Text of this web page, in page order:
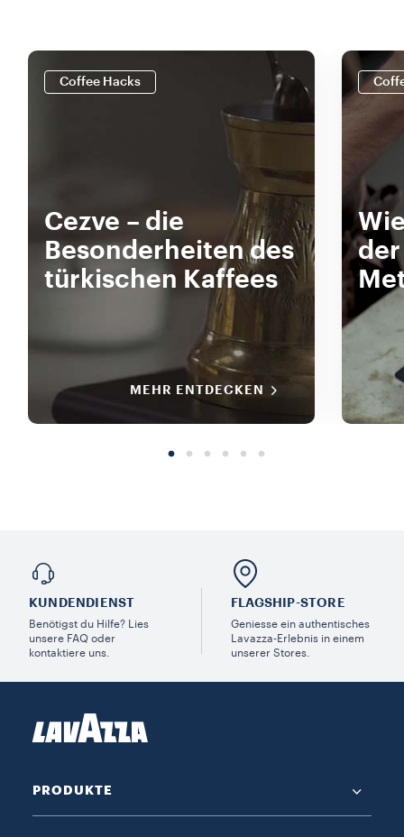
Coffee Hacks
Cezve – die
Besonderheiten des
türkischen Kaffees
MEHR ENTDECKEN
der
KUNDENDIENST
Benötigst du Hilfe? Lies
unsere FAQ oder
kontaktiere uns.
FLAGSHIP-STORE
Geniesse ein authentisches
Lavazza-Erlebnis in einem
unserer Stores.
PRODUKTE